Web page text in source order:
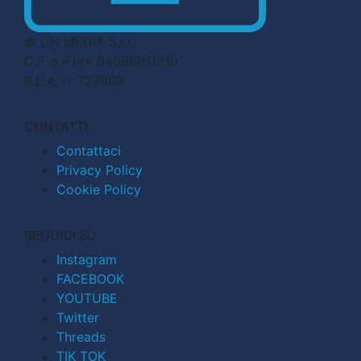
© CN MEDIA S.r.l.
C.F. e P.IVA 04998911210
R.E.A. n. 727803
CONTATTI
Contattaci
Privacy Policy
Cookie Policy
SEGUICI SU
Instagram
FACEBOOK
YOUTUBE
Twitter
Threads
TIK TOK